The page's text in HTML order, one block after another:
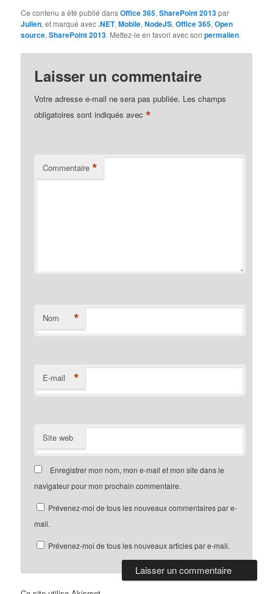
Ce contenu a été publié dansOffice 365,SharePoint 2013par
Julien, et marqué avec.NET,Mobile,NodeJS,Office 365,Open
source,SharePoint 2013. Mettez-le en favori avec sonpermalien.
Laisser un commentaire
Votre adresse e-mail ne sera pas publiée. Les champs
obligatoires sont indiqués avec*
Commentaire *
Nom *
E-mail *
Site web
Enregistrer mon nom, mon e-mail et mon site dans le
navigateur pour mon prochain commentaire.
Prévenez-moi de tous les nouveaux commentaires par e-
mail.
Prévenez-moi de tous les nouveaux articles par e-mail.